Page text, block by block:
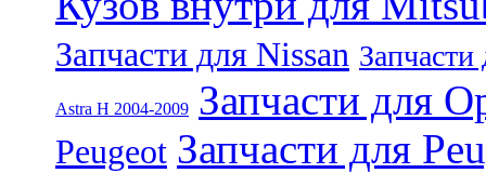
Запчасти для Nissan
Astra H 2004-2009 Запчасти для
Peugeot Запчасти для